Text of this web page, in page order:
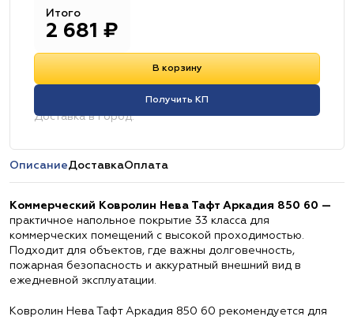
Итого
2 681 ₽
В корзину
Получить КП
Доставка в город:
ОписаниеДоставкаОплата
Коммерческий Ковролин Нева Тафт Аркадия 850 60 —
практичное напольное покрытие 33 класса для
коммерческих помещений с высокой проходимостью.
Подходит для объектов, где важны долговечность,
пожарная безопасность и аккуратный внешний вид в
ежедневной эксплуатации.
Ковролин Нева Тафт Аркадия 850 60 рекомендуется для